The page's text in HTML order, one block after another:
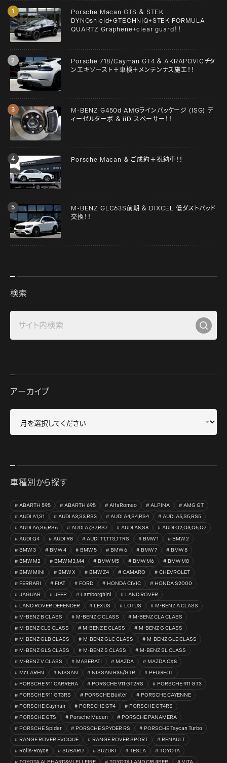
Porsche Macan GTS ＆ STEK
DYNOshield+GTECHNIQ+STEK FORMULA
QUARTZ Graphene+clear guard！！
Porsche 718/Cayman GT4 ＆ AKRAPOVICチタ
ンエキゾースト＋車検＋メンテンナス施工！！
M-BENZ G450d AMGラインパッケージ (ISG) デ
ィーゼルターボ ＆ iiD スペーサー！！
Porsche Macan ＆ ご成約＋祝納車！！
M-BENZ GLC63S前期 ＆ DIXCEL 低ダストパッド
交換！！
検索
アーカイブ
車種別から探す
ABARTH 595 ABARTH 695 AlfaRomeo ALPINA
AMG GT
AUDI A1,S1
AUDI A3,S3,RS3 AUDI A4,S4,RS4
AUDI A5,S5,RS5
AUDI A6,S6,RS6
AUDI A7,S7,RS7 AUDI A8,S8
AUDI Q2,Q3,Q5,Q7
AUDI Q4
AUDI R8 AUDI TT,TTS,TTRS BMW 1
BMW 2
BMW 3
BMW 4 BMW 5 BMW 6 BMW 7
BMW 8
BMW M2
BMW M3,M4 BMW M5 BMW M6
BMW M8
BMW MINI
BMW X BMW Z4 CAMARO
CHEVROLET
FERRARI
FIAT FORD HONDA CIVIC
HONDA S2000
JAGUAR
JEEP Lamborghini
LAND ROVER
LAND ROVER DEFENDER
LEXUS LOTUS
M-BENZ A CLASS
M-BENZ B CLASS
M-BENZ C CLASS
M-BENZ CLA CLASS
M-BENZ CLS CLASS
M-BENZ E CLASS
M-BENZ G CLASS
M-BENZ GLB CLASS
M-BENZ GLC CLASS
M-BENZ GLE CLASS
M-BENZ GLS CLASS
M-BENZ S CLASS
M-BENZ SL CLASS
M-BENZ V CLASS
MASERATI MAZDA
MAZDA CX8
McLAREN
NISSAN NISSAN R35/GTR
PEUGEOT
PORSCHE 911 CARRERA
PORSCHE 911 GT2RS
PORSCHE 911 GT3
PORSCHE 911 GT3RS
PORSCHE Boxter
PORSCHE CAYENNE
PORSCHE Cayman
PORSCHE GT4
PORSCHE GT4RS
PORSCHE GTS
Porsche Macan
PORSCHE PANAMERA
PORSCHE Spider
PORSCHE SPYDER RS
PORSCHE Taycan Turbo
RANGE ROVER EVOQUE
RANGE ROVER SPORT
RENAULT
Rolls-Royce
SUBARU SUZUKI TESLA
TOYOTA